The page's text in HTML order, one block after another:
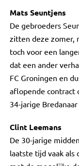
Mats Seuntjens
De gebroeders
zitten deze zomer,
toch voor een
dat een ander
FC Groningen en
aflopende contract
34-jarige
Clint Leemans
De 30-jarige
laatste tijd vaak als